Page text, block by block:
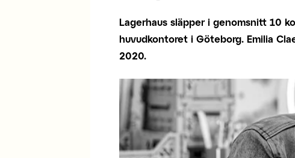
Lagerhaus släpper i genomsnitt 10
huvudkontoret i Göteborg. Emilia
2020.